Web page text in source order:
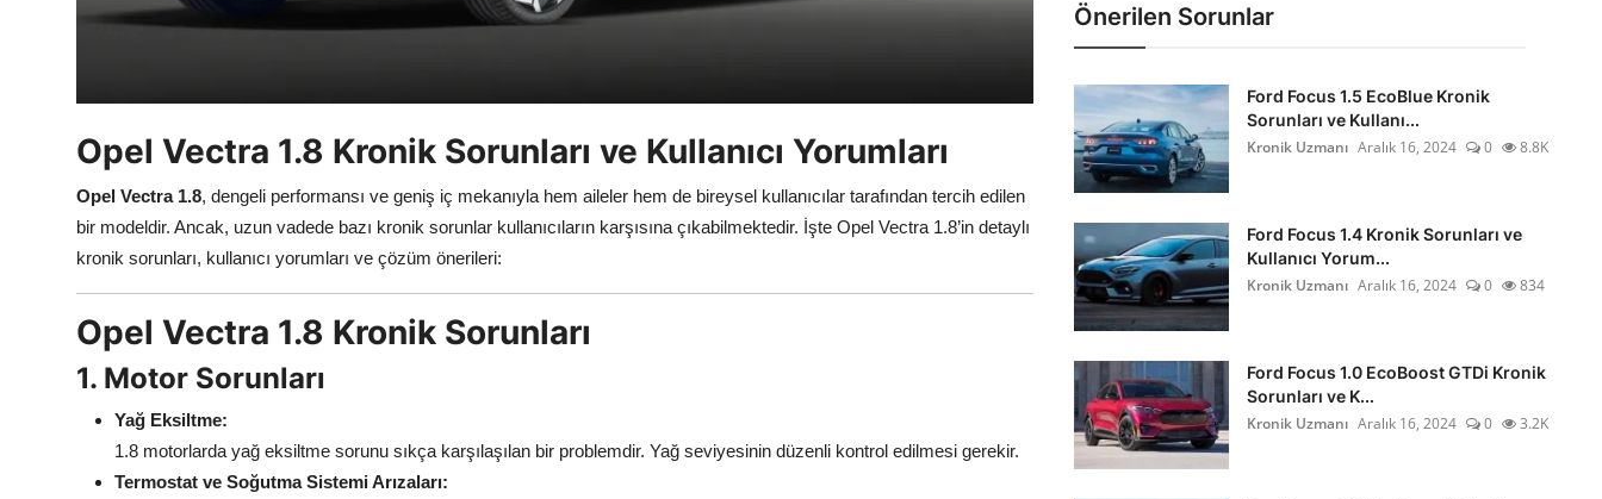
Klima & Konfor
Dizel Sistemler
Multimedya & Elektronik
Opel Vectra 1.8 Kronik Sorunları ve Kullanıcı Yorumları
Opel Vectra 1.8, dengeli performansı ve geniş iç mekanıyla hem aileler hem de bireysel kullanıcılar tarafından tercih edilen
bir modeldir. Ancak, uzun vadede bazı kronik sorunlar kullanıcıların karşısına çıkabilmektedir. İşte Opel Vectra 1.8’in detaylı
kronik sorunları, kullanıcı yorumları ve çözüm önerileri:
Opel Vectra 1.8 Kronik Sorunları
1. Motor Sorunları
Yağ Eksiltme:
1.8 motorlarda yağ eksiltme sorunu sıkça karşılaşılan bir problemdir. Yağ seviyesinin düzenli kontrol edilmesi gerekir.
Termostat ve Soğutma Sistemi Arızaları:
Önerilen Sorunlar
Ford Focus 1.5 EcoBlue Kronik
Sorunları ve Kullanı...
Kronik Uzmanı Aralık 16, 2024 0 8.8K
Ford Focus 1.4 Kronik Sorunları ve
Kullanıcı Yorum...
Kronik Uzmanı Aralık 16, 2024 0 834
Ford Focus 1.0 EcoBoost GTDi Kronik
Sorunları ve K...
Kronik Uzmanı Aralık 16, 2024 0 3.2K